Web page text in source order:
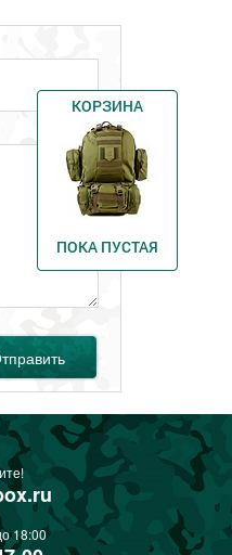
18:00
КОРЗИНА
ПОКА ПУСТАЯ